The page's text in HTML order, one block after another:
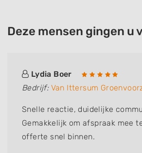
Deze mensen gingen u
Lydia Boer
Bedrijf: Van Ittersum
Snelle reactie, duidelijke
Gemakkelijk om afspraak mee
offerte snel binnen.